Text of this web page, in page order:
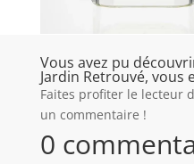
Vous avez pu
Jardin Retrouvé, vous
Faites profiter le lecteur
un commentaire !
0